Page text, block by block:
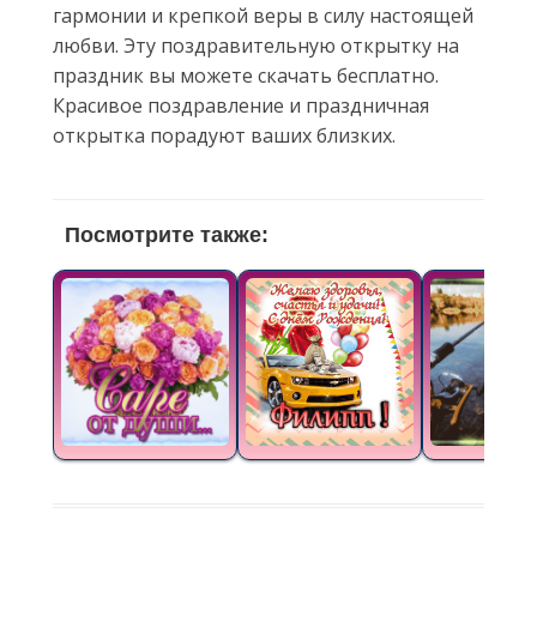
гармонии и крепкой веры в силу настоящей
любви. Эту поздравительную открытку на
праздник вы можете скачать бесплатно.
Красивое поздравление и праздничная
открытка порадуют ваших близких.
Посмотрите также: